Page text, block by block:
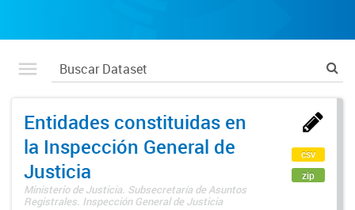
Entidades constituidas en
la Inspección General de
Justicia
Ministerio de Justicia. Subsecretaría de Asuntos
Registrales. Inspección General de Justicia
csv
zip